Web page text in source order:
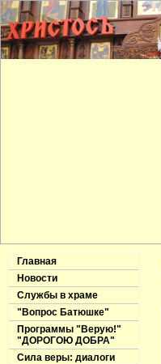
Главная
Новости
Службы в храме
"Вопрос Батюшке"
Программы "Верую!"
"ДОРОГОЮ ДОБРА"
Сила веры: диалоги